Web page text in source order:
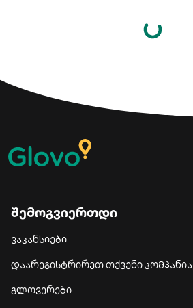
შემოგვიერთდი
ვაკანსიები
დაარეგისტრირეთ თქვენი კომპანია
გლოვერები